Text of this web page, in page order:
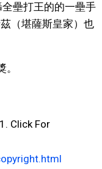
壘打王的的一壘手
（堪薩斯皇家）也
Click For